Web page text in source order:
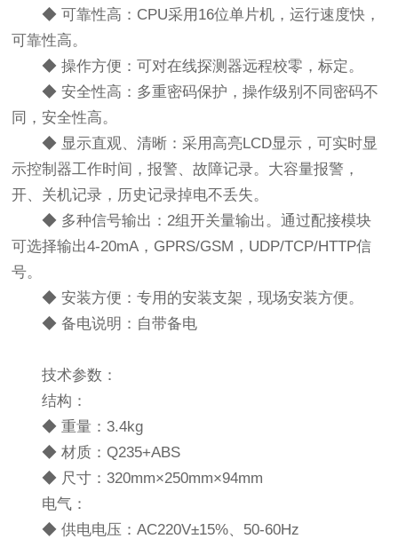
◆ 可靠性高：CPU采用16位单片机，运行速度快，
可靠性高。
◆ 操作方便：可对在线探测器远程校零，标定。
◆ 安全性高：多重密码保护，操作级别不同密码不
同，安全性高。
◆ 显示直观、清晰：采用高亮LCD显示，可实时显
示控制器工作时间，报警、故障记录。大容量报警，
开、关机记录，历史记录掉电不丢失。
◆ 多种信号输出：2组开关量输出。通过配接模块
可选择输出4-20mA，GPRS/GSM，UDP/TCP/HTTP信
号。
◆ 安装方便：专用的安装支架，现场安装方便。
◆ 备电说明：自带备电
技术参数：
结构：
◆ 重量：3.4kg
◆ 材质：Q235+ABS
◆ 尺寸：320mm×250mm×94mm
电气：
◆ 供电电压：AC220V±15%、50-60Hz